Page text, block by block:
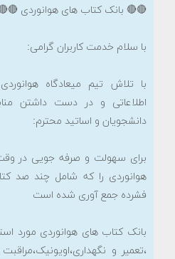
🔴🔴 بانک کتاب های هوانوردی
با سلام خدمت کاربران گرامی:
با تلاش تیم میعادگاه
اطلاعاتی و در دست داشتن
دانشجویان و اساتید محترم:
برای سهولت و صرفه جویی در
هوانوردی را که شامل چند صد
فشرده جمع آوری شده است
بانک کتاب های هوانوردی مورد
،تعمیر و